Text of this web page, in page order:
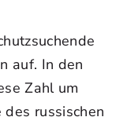
auf. In den
Zahl um
russischen